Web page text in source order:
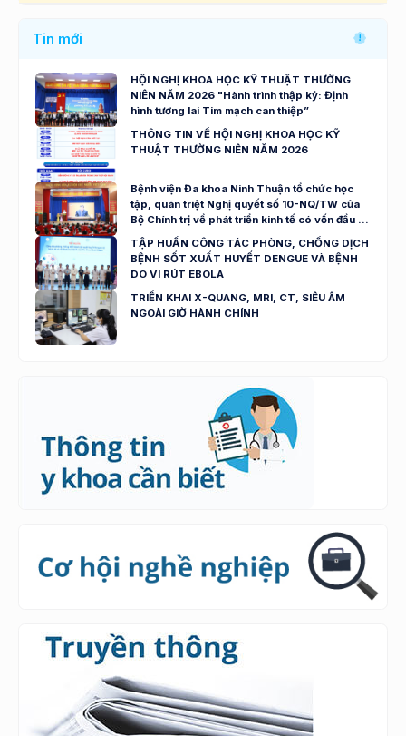
Tin mới
HỘI NGHỊ KHOA HỌC KỸ THUẬT THƯỜNG
NIÊN NĂM 2026 "Hành trình thập kỷ: Định
hình tương lai Tim mạch can thiệp”
THÔNG TIN VỀ HỘI NGHỊ KHOA HỌC KỸ
THUẬT THƯỜNG NIÊN NĂM 2026
Bệnh viện Đa khoa Ninh Thuận tổ chức học
tập, quán triệt Nghị quyết số 10-NQ/TW của
Bộ Chính trị về phát triển kinh tế có vốn đầu tư
nước ngoài
TẬP HUẤN CÔNG TÁC PHÒNG, CHỐNG DỊCH
BỆNH SỐT XUẤT HUYẾT DENGUE VÀ BỆNH
DO VI RÚT EBOLA
TRIỂN KHAI X-QUANG, MRI, CT, SIÊU ÂM
NGOÀI GIỜ HÀNH CHÍNH